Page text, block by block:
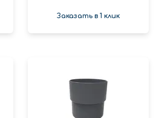
Заказать в 1 клик